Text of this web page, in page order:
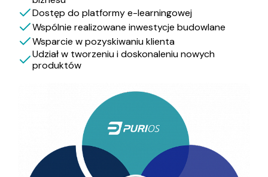
Dostęp do platformy e-learningowej
Wspólnie realizowane inwestycje budowlane
Wsparcie w pozyskiwaniu klienta
Udział w tworzeniu i doskonaleniu nowych
produktów